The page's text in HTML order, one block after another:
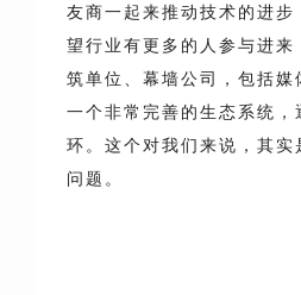
友商一起来推动技术的进步
望行业有更多的人参与进来
筑单位、幕墙公司，包括媒
一个非常完善的生态系统，
环。这个对我们来说，其实
问题。